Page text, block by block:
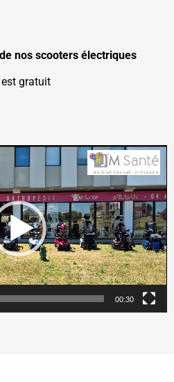
nos scooters électriques
est gratuit
00:30